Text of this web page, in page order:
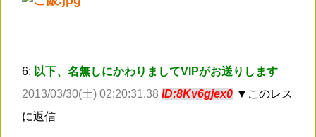
6: 以下、名無しにかわりましてVIPがお送りします
2013/03/30(土) 02:20:31.38 ID:8Kv6gjex0 ▼このレス
に返信